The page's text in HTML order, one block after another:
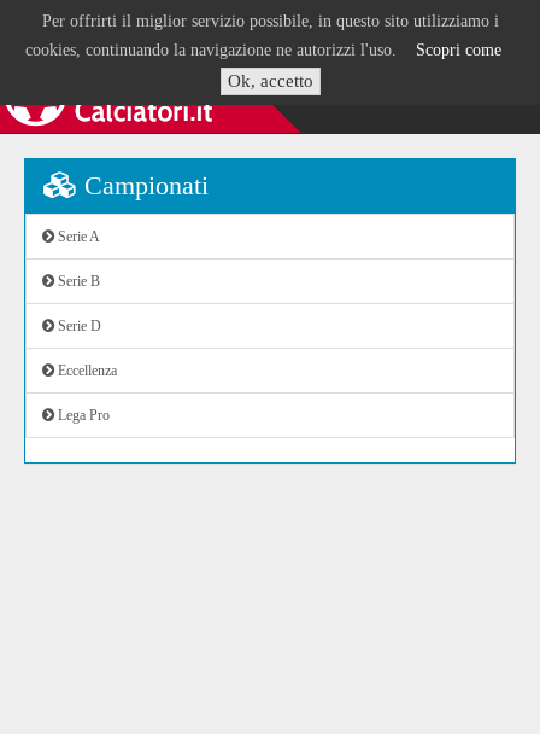
Per offrirti il miglior servizio possibile, in questo sito utilizziamo i
cookies, continuando la navigazione ne autorizzi l'uso. Scopri come
Ok, accetto
Campionati
Serie A
Serie B
Serie D
Eccellenza
Lega Pro